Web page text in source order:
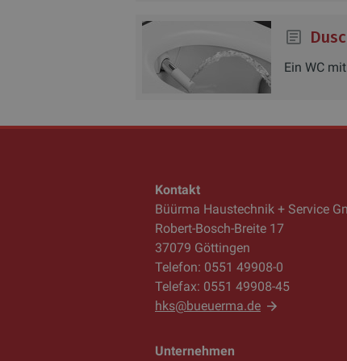
Ein WC
Kontakt
Büürma Haustechnik + Service
Robert-Bosch-Breite 17
37079 Göttingen
Telefon: 0551 49908-0
Telefax: 0551 49908-45
hks@bueuerma.de
Unternehmen